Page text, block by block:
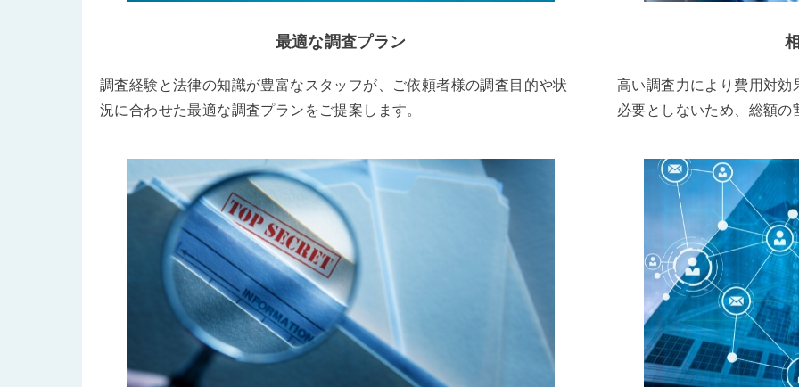
最適な調査プラン
調査経験と法律の知識が豊富なスタッフが、ご依頼者様の調査目的や状
況に合わせた最適な調査プランをご提案します。
高い調査力により費用対
必要としないため、総額